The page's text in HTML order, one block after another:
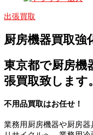
出張買取
厨房機器買取強
東京都で厨房機
張買取致します。
不用品買取はお任せ！
業務用厨房機器や厨房